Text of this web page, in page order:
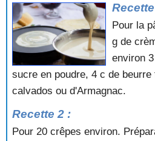
Pour la
g de
environ
sucre en poudre, 4 c de
calvados ou d'Armagnac.
Recette 2 :
Pour 20 crêpes environ.